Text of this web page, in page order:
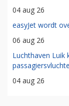
04 aug 26
easyJet wordt
06 aug 26
Luchthaven
04 aug 26